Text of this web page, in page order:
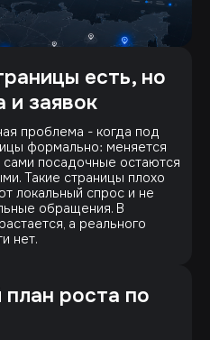
есть, но
и заявок
проблема - когда под
формально: меняется
сами посадочные остаются
Такие страницы плохо
локальный спрос и не
обращения. В
а реального
нет.
роста по